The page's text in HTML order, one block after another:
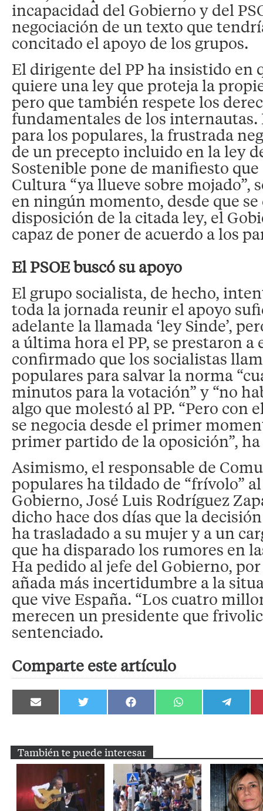
incapacidad del Gobierno y del
negociación de un texto que
concitado el apoyo de los grupos.
El dirigente del PP ha insistido en
quiere una ley que proteja la
pero que también respete los
fundamentales de los internautas.
para los populares, la frustrada
de un precepto incluido en la ley
Sostenible pone de manifiesto
Cultura “ya llueve sobre mojado”,
en ningún momento, desde que se
disposición de la citada ley, el
capaz de poner de acuerdo a los
El PSOE buscó su apoyo
El grupo socialista, de hecho,
toda la jornada reunir el apoyo
adelante la llamada ‘ley Sinde’,
a última hora el PP, se prestaron a
confirmado que los socialistas
populares para salvar la norma
minutos para la votación” y “no
algo que molestó al PP. “Pero con
se negocia desde el primer
primer partido de la oposición”,
Asimismo, el responsable de
populares ha tildado de “frívolo”
Gobierno, José Luis Rodríguez
dicho hace dos días que la
ha trasladado a su mujer y a un
que ha disparado los rumores en
Ha pedido al jefe del Gobierno,
añada más incertidumbre a la
que vive España. “Los cuatro
merecen un presidente que
sentenciado.
Comparte este artículo
Compartir
en
Compartir
en
Compartir
en
Compartir
en
Compartir
en
También te puede interesar